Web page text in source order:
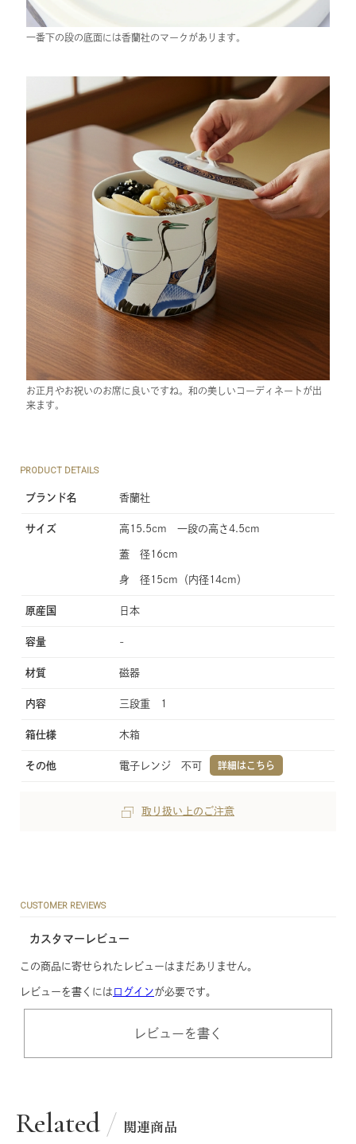
一番下の段の底面には香蘭社のマークがあります。
お正月やお祝いのお席に良いですね。和の美しいコーディネートが出
来ます。
PRODUCT DETAILS
ブランド名 香蘭社
サイズ 高15.5cm 一段の高さ4.5cm
蓋 径16cm
身 径15cm（内径14cm）
原産国 日本
容量 -
材質 磁器
内容 三段重 1
箱仕様 木箱
その他 電子レンジ 不可 詳細はこちら
取り扱い上のご注意
CUSTOMER REVIEWS
カスタマーレビュー
この商品に寄せられたレビューはまだありません。
レビューを書くには ログインが必要です。
レビューを書く
Related 関連商品